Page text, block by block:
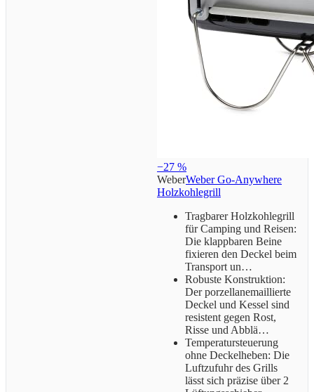
−27 %
WeberWeber Go-Anywhere
Holzkohlegrill
Tragbarer Holzkohlegrill
für Camping und Reisen:
Die klappbaren Beine
fixieren den Deckel beim
Transport un…
Robuste Konstruktion:
Der porzellanemaillierte
Deckel und Kessel sind
resistent gegen Rost,
Risse und Abblä…
Temperatursteuerung
ohne Deckelheben: Die
Luftzufuhr des Grills
lässt sich präzise über 2